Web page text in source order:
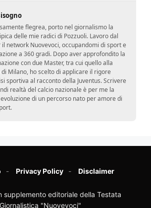
flegrea, porto nel giornalismo la
delle mie radici di Pozzuoli. Lavoro dal
network Nuovevoci, occupandomi di sport e
a 360 gradi. Dopo aver approfondito la
con due Master, tra cui quello alla
Milano, ho scelto di applicare il rigore
sportiva al racconto della Juventus. Scrivere
realtà del calcio nazionale è per me la
di un percorso nato per amore di
Privacy Policy Disclaimer
supplemento editoriale della Testata
Giornalistica "Nuovevoci"